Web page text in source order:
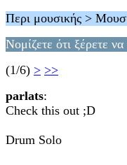
Περι μουσικής >
Νομίζετε ότι ξέρετε
(1/6) > >>
parlats:
Check this out ;D
Drum Solo